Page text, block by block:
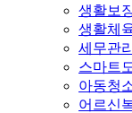
생활보
생활체
세무관
스마트
아동청
어르신